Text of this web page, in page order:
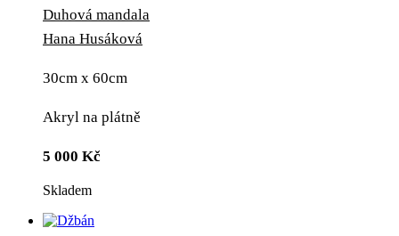
Duhová mandala
Hana Husáková
30cm x 60cm
Akryl na plátně
5 000 Kč
Skladem